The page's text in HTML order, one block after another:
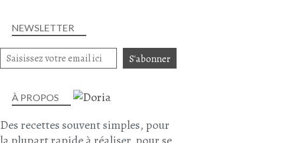
NEWSLETTER
À PROPOS
Des recettes souvent simples, pour